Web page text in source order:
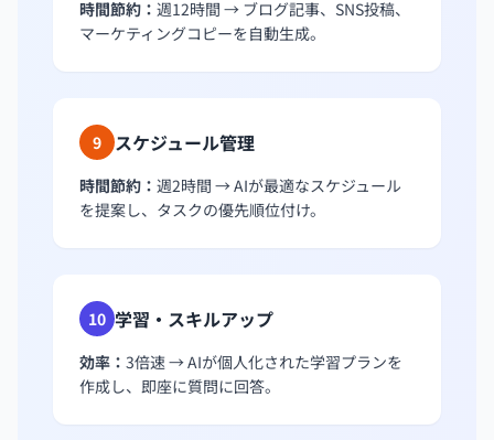
時間節約： 週12時間 → ブログ記事、SNS投稿、
マーケティングコピーを自動生成。
9 スケジュール管理
時間節約： 週2時間 → AIが最適なスケジュール
を提案し、タスクの優先順位付け。
10 学習・スキルアップ
効率： 3倍速 → AIが個人化された学習プランを
作成し、即座に質問に回答。